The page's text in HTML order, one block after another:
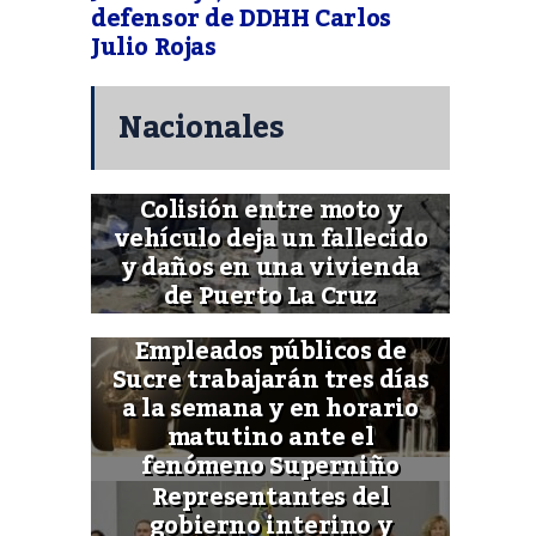
defensor de DDHH Carlos
Julio Rojas
Nacionales
Colisión entre moto y
vehículo deja un fallecido
y daños en una vivienda
de Puerto La Cruz
Empleados públicos de
Sucre trabajarán tres días
a la semana y en horario
matutino ante el
fenómeno Superniño
Representantes del